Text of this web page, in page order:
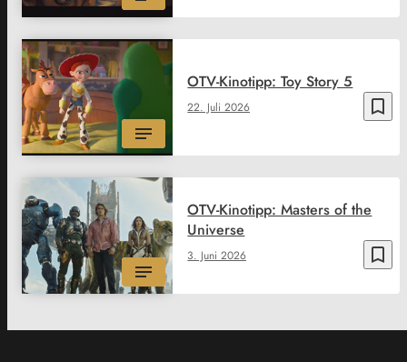
bookmark_border
22. Juli 2026
OTV-Kinotipp: Toy Story 5
bookmark_border
3. Juni 2026
OTV-Kinotipp: Masters of the
Universe